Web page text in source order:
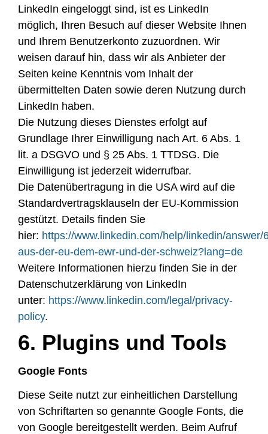
LinkedIn eingeloggt sind, ist es LinkedIn
möglich, Ihren Besuch auf dieser Website Ihnen
und Ihrem Benutzerkonto zuzuordnen. Wir
weisen darauf hin, dass wir als Anbieter der
Seiten keine Kenntnis vom Inhalt der
übermittelten Daten sowie deren Nutzung durch
LinkedIn haben.
Die Nutzung dieses Dienstes erfolgt auf
Grundlage Ihrer Einwilligung nach Art. 6 Abs. 1
lit. a DSGVO und § 25 Abs. 1 TTDSG. Die
Einwilligung ist jederzeit widerrufbar.
Die Datenübertragung in die USA wird auf die
Standardvertragsklauseln der EU-Kommission
gestützt. Details finden Sie
hier: https://www.linkedin.com/help/linkedin/
aus-der-eu-dem-ewr-und-der-schweiz?lang=de
Weitere Informationen hierzu finden Sie in der
Datenschutzerklärung von LinkedIn
unter: https://www.linkedin.com/legal/privacy-
policy.
6. Plugins und Tools
Google Fonts
Diese Seite nutzt zur einheitlichen Darstellung
von Schriftarten so genannte Google Fonts, die
von Google bereitgestellt werden. Beim Aufruf